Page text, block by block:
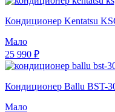
Кондиционер Kentatsu
Мало
25 990 ₽
Кондиционер Ballu BST-
Мало